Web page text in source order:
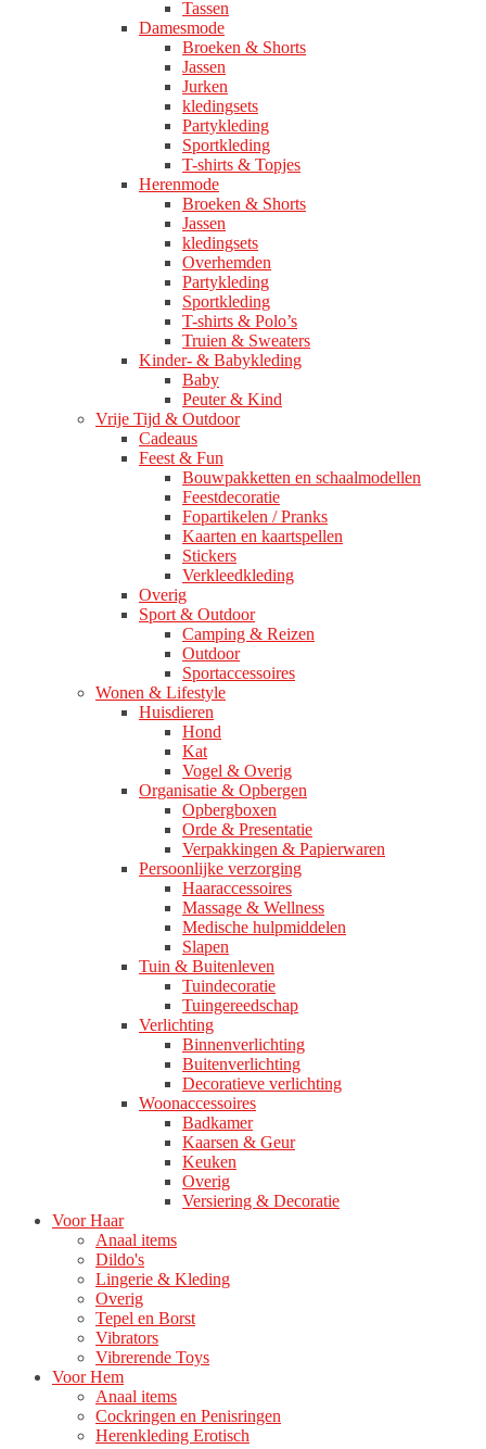
Tassen
Damesmode
Broeken & Shorts
Jassen
Jurken
kledingsets
Partykleding
Sportkleding
T-shirts & Topjes
Herenmode
Broeken & Shorts
Jassen
kledingsets
Overhemden
Partykleding
Sportkleding
T-shirts & Polo’s
Truien & Sweaters
Kinder- & Babykleding
Baby
Peuter & Kind
Vrije Tijd & Outdoor
Cadeaus
Feest & Fun
Bouwpakketten en schaalmodellen
Feestdecoratie
Fopartikelen / Pranks
Kaarten en kaartspellen
Stickers
Verkleedkleding
Overig
Sport & Outdoor
Camping & Reizen
Outdoor
Sportaccessoires
Wonen & Lifestyle
Huisdieren
Hond
Kat
Vogel & Overig
Organisatie & Opbergen
Opbergboxen
Orde & Presentatie
Verpakkingen & Papierwaren
Persoonlijke verzorging
Haaraccessoires
Massage & Wellness
Medische hulpmiddelen
Slapen
Tuin & Buitenleven
Tuindecoratie
Tuingereedschap
Verlichting
Binnenverlichting
Buitenverlichting
Decoratieve verlichting
Woonaccessoires
Badkamer
Kaarsen & Geur
Keuken
Overig
Versiering & Decoratie
Voor Haar
Anaal items
Dildo's
Lingerie & Kleding
Overig
Tepel en Borst
Vibrators
Vibrerende Toys
Voor Hem
Anaal items
Cockringen en Penisringen
Herenkleding Erotisch